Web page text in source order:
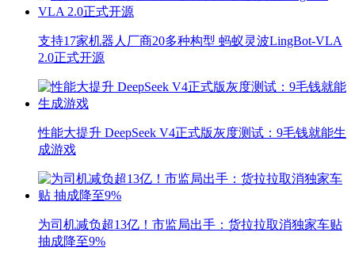
支持17家机器人厂商20多种构型 蚂蚁灵波LingBot-VLA
2.0正式开源
性能大提升 DeepSeek V4正式版灰度测试：9毛钱就能生
成游戏
为司机减负超13亿！市监局出手：货拉拉取消独家车贴
抽成降至9%